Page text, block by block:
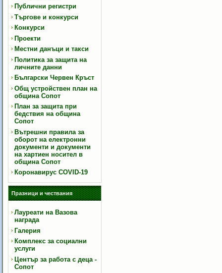
Публични регистри
Търгове и конкурси
Конкурси
Проекти
Местни данъци и такси
Политика за защита на
личните данни
Български Червен Кръст
Общ устройствен план на
община Сопот
План за защита при
бедствия на община
Сопот
Вътрешни правила за
оборот на електронни
документи и документи
на хартиен носител в
община Сопот
Коронавирус COVID-19
Празници и чествания
Лауреати на Вазова
награда
Галерия
Комплекс за социални
услуги
Център за работа с деца -
Сопот